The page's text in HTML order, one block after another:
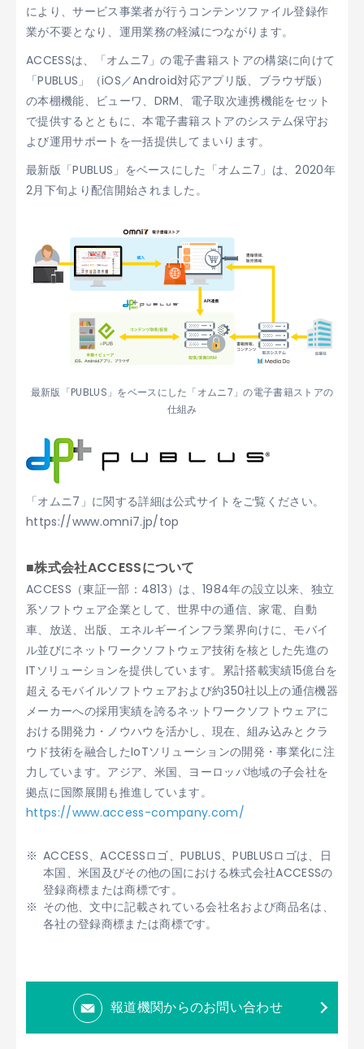
により、サービス事業者が行うコンテンツファイル登録作
業が不要となり、運用業務の軽減につながります。
ACCESSは、「オムニ7」の電子書籍ストアの構築に向けて
「PUBLUS」（iOS／Android対応アプリ版、ブラウザ版）
の本棚機能、ビューワ、DRM、電子取次連携機能をセット
で提供するとともに、本電子書籍ストアのシステム保守お
よび運用サポートを一括提供してまいります。
最新版「PUBLUS」をベースにした「オムニ7」は、2020年
2月下旬より配信開始されました。
最新版「PUBLUS」をベースにした「オムニ7」の電子書籍ストアの
仕組み
「オムニ7」に関する詳細は公式サイトをご覧ください。
https://www.omni7.jp/top
■株式会社ACCESSについて
ACCESS（東証一部：4813）は、1984年の設立以来、独立
系ソフトウェア企業として、世界中の通信、家電、自動
車、放送、出版、エネルギーインフラ業界向けに、モバイ
ル並びにネットワークソフトウェア技術を核とした先進の
ITソリューションを提供しています。累計搭載実績15億台を
超えるモバイルソフトウェアおよび約350社以上の通信機器
メーカーへの採用実績を誇るネットワークソフトウェアに
おける開発力・ノウハウを活かし、現在、組み込みとクラ
ウド技術を融合したIoTソリューションの開発・事業化に注
力しています。アジア、米国、ヨーロッパ地域の子会社を
拠点に国際展開も推進しています。
https://www.access-company.com/
ACCESS、ACCESSロゴ、PUBLUS、PUBLUSロゴは、日
本国、米国及びその他の国における株式会社ACCESSの
登録商標または商標です。
その他、文中に記載されている会社名および商品名は、
各社の登録商標または商標です。
報道機関からのお問い合わせ